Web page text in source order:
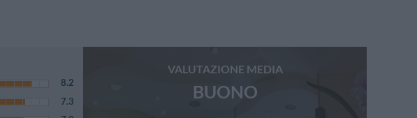
8.2
7.3
VALUTAZIONE MEDIA
BUONO